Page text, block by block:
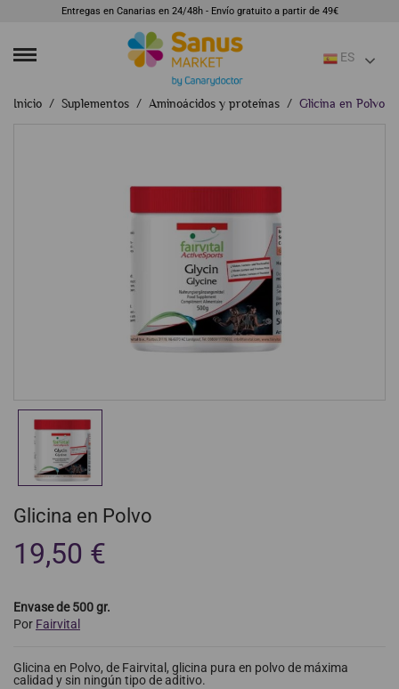
Entregas en Canarias en 24/48h - Envío gratuito a partir de 49€
ES
Inicio Suplementos Aminoácidos y proteínas Glicina en Polvo
Glicina en Polvo
19,50 €
Envase de 500 gr.
Por Fairvital
Glicina en Polvo, de Fairvital, glicina pura en polvo de máxima
calidad y sin ningún tipo de aditivo.